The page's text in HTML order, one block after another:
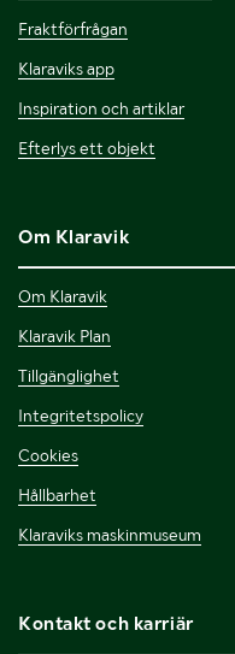
Fraktförfrågan
Klaraviks app
Inspiration och artiklar
Efterlys ett objekt
Om Klaravik
Om Klaravik
Klaravik Plan
Tillgänglighet
Integritetspolicy
Cookies
Hållbarhet
Klaraviks maskinmuseum
Kontakt och karriär